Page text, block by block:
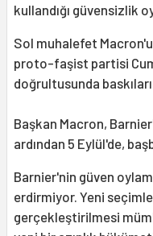
kullandığı güvensizlik
Sol muhalefet
proto-faşist partisi
doğrultusunda
Başkan Macron,
ardından 5 Eylül'de,
Barnier'nin güven
erdirmiyor. Yeni
gerçekleştirilmesi